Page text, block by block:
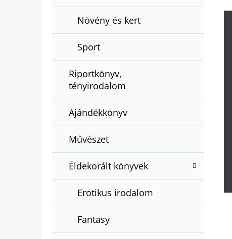
Növény és kert
Sport
Riportkönyv,
tényirodalom
Ajándékkönyv
Művészet
Éldekorált könyvek
Erotikus irodalom
Fantasy